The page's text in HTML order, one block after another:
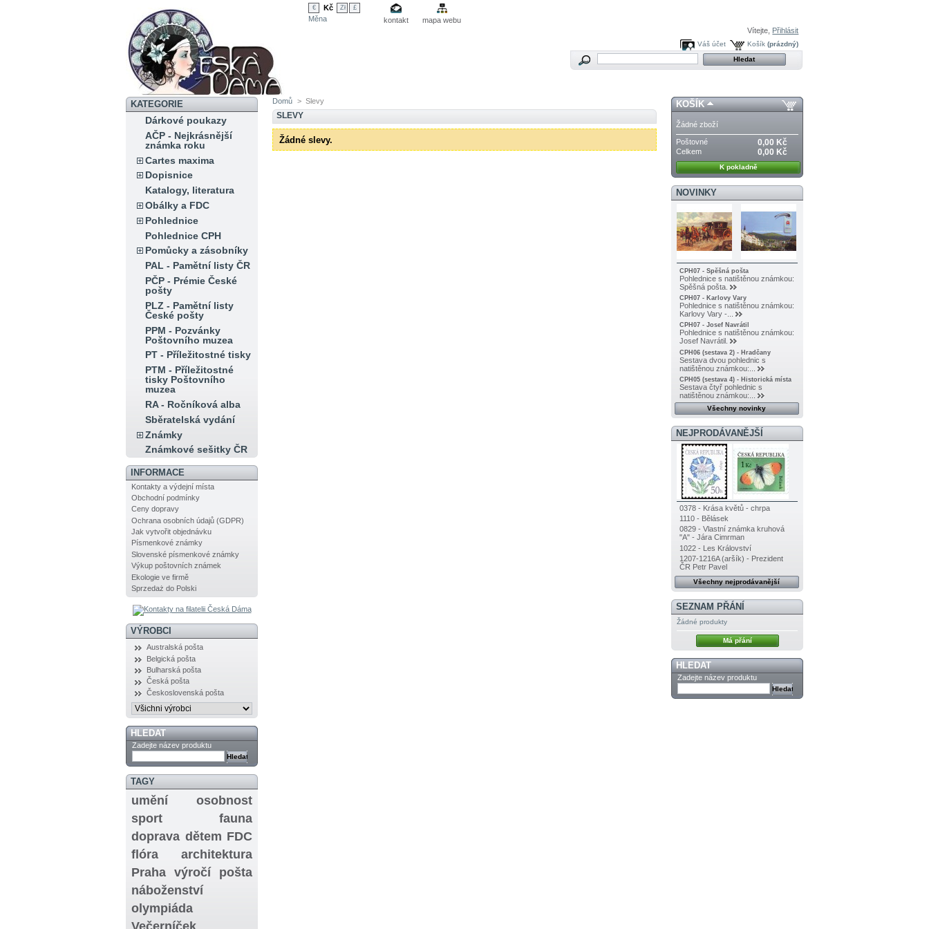
€ Kč Zł £
Měna kontakt
mapa webu
Vítejte,
Přihlásit
Košík (prázdný)
Váš účet
KATEGORIE
Dárkové poukazy
AČP - Nejkrásnější
známka roku
Cartes maxima
Dopisnice
Katalogy, literatura
Obálky a FDC
Pohlednice
Pohlednice CPH
Pomůcky a zásobníky
PAL - Pamětní listy ČR
PČP - Prémie České
pošty
PLZ - Pamětní listy
České pošty
PPM - Pozvánky
Poštovního muzea
PT - Příležitostné tisky
PTM - Příležitostné
tisky Poštovního
muzea
RA - Ročníková alba
Sběratelská vydání
Známky
Známkové sešitky ČR
INFORMACE
Kontakty a výdejní místa
Obchodní podmínky
Ceny dopravy
Ochrana osobních údajů (GDPR)
Jak vytvořit objednávku
Písmenkové známky
Slovenské písmenkové známky
Výkup poštovních známek
Ekologie ve firmě
Sprzedaż do Polski
VÝROBCI
Australská pošta
Belgická pošta
Bulharská pošta
Česká pošta
Československá pošta
HLEDAT
Zadejte název produktu
TAGY
umění
osobnost
sport
fauna
doprava dětem FDC
flóra
architektura
Praha
výročí
pošta
náboženství
olympiáda
Večerníček
Domů > Slevy
SLEVY
Žádné slevy.
KOŠÍK
Žádné zboží
Poštovné 0,00 Kč
Celkem 0,00 Kč
K pokladně
NOVINKY
CPH07 - Spěšná pošta
Pohlednice s natištěnou známkou:
Spěšná pošta.
CPH07 - Karlovy Vary
Pohlednice s natištěnou známkou:
Karlovy Vary -...
CPH07 - Josef Navrátil
Pohlednice s natištěnou známkou:
Josef Navrátil.
CPH06 (sestava 2) - Hradčany
Sestava dvou pohlednic s
natištěnou známkou:...
CPH05 (sestava 4) - Historická místa
Sestava čtyř pohlednic s
natištěnou známkou:...
Všechny novinky
NEJPRODÁVANĚJŠÍ
0378 - Krása květů - chrpa
1110 - Bělásek
0829 - Vlastní známka kruhová
"A" - Jára Cimrman
1022 - Les Království
1207-1216A (aršík) - Prezident
ČR Petr Pavel
Všechny nejprodávanější
SEZNAM PŘÁNÍ
Žádné produkty
Má přání
HLEDAT
Zadejte název produktu